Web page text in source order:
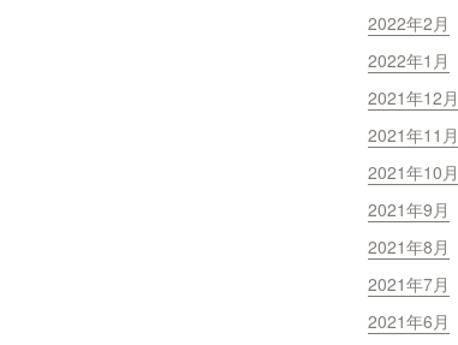
2022年2月
2022年1月
2021年12月
2021年11月
2021年10月
2021年9月
2021年8月
2021年7月
2021年6月